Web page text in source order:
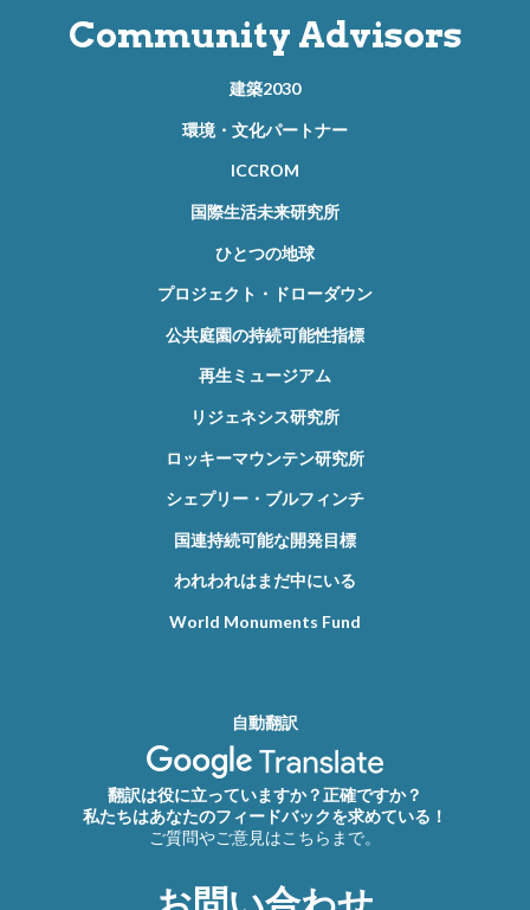
Community Advisors
建築2030
環境・文化パートナー
ICCROM
国際生活未来研究所
ひとつの地球
プロジェクト・ドローダウン
公共庭園の持続可能性指標
再生ミュージアム
リジェネシス研究所
ロッキーマウンテン研究所
シェプリー・ブルフィンチ
国連持続可能な開発目標
われわれはまだ中にいる
World Monuments Fund
自動翻訳
翻訳は役に立っていますか？正確ですか？
私たちはあなたのフィードバックを求めている！
ご質問やご意見はこちらまで。